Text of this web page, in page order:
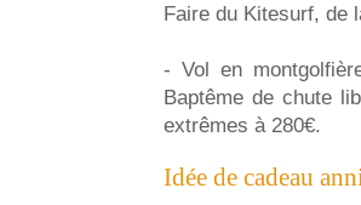
Faire du Kitesurf, de
- Vol en
Baptême de chute
extrêmes à 280€.
Idée de cadeau